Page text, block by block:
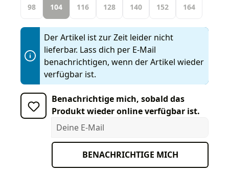
98 104 116 128 140 152 164
Der Artikel ist zur Zeit leider nicht
lieferbar. Lass dich per E-Mail
benachrichtigen, wenn der Artikel wieder
verfügbar ist.
Benachrichtige mich, sobald das
Produkt wieder online verfügbar ist.
Deine E-Mail
BENACHRICHTIGE MICH